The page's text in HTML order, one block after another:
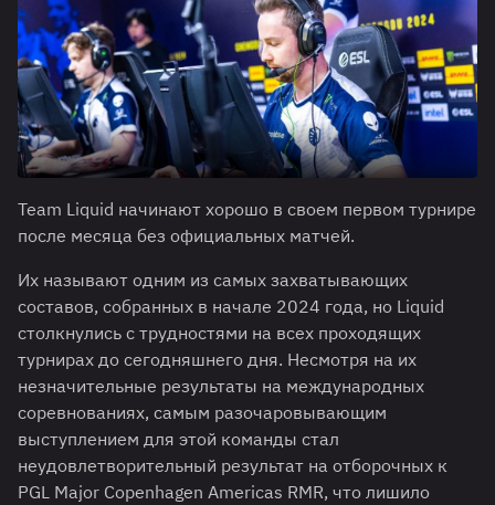
Team Liquid начинают хорошо в своем первом турнире
после месяца без официальных матчей.
Их называют одним из самых захватывающих
составов, собранных в начале 2024 года, но Liquid
столкнулись с трудностями на всех проходящих
турнирах до сегодняшнего дня. Несмотря на их
незначительные результаты на международных
соревнованиях, самым разочаровывающим
выступлением для этой команды стал
неудовлетворительный результат на отборочных к
PGL Major Copenhagen Americas RMR, что лишило